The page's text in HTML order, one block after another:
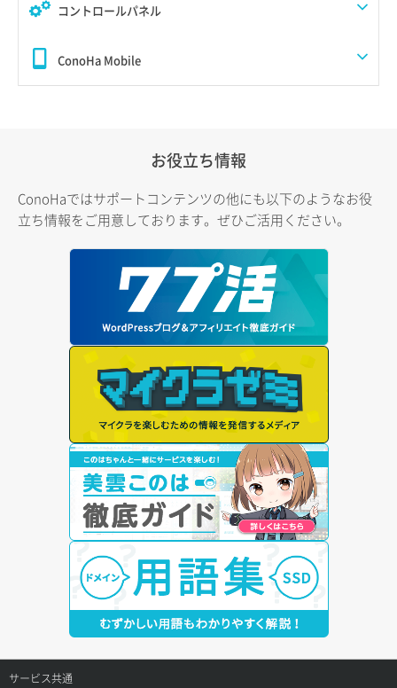
コントロールパネル
ConoHa Mobile
お役立ち情報
ConoHaではサポートコンテンツの他にも以下のようなお役
立ち情報をご用意しております。ぜひご活用ください。
サービス共通